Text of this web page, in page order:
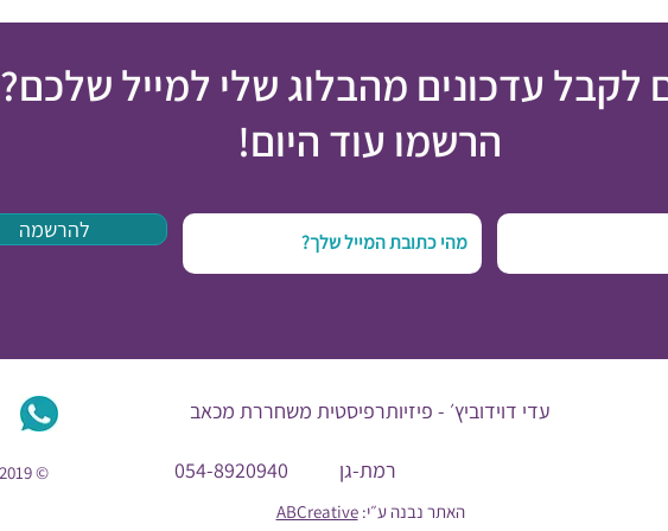
לקבל עדכונים מהבלוג שלי למייל שלכם?
הרשמו עוד היום!
להרשמה
© 2019 כל הזכויות שמורות לעדי דוידוביץ׳
עדי דוידוביץ׳ - פיזיותרפיסטית משחררת מכאב
054-8920940 רמת-גן
האתר נבנה ע״י:ABCreative